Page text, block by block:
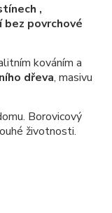
,
povrchové
kováním a
dřeva, masivu
Borovicový
životnosti.